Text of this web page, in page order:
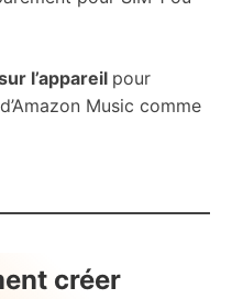
l’appareil pour
Music comme
créer